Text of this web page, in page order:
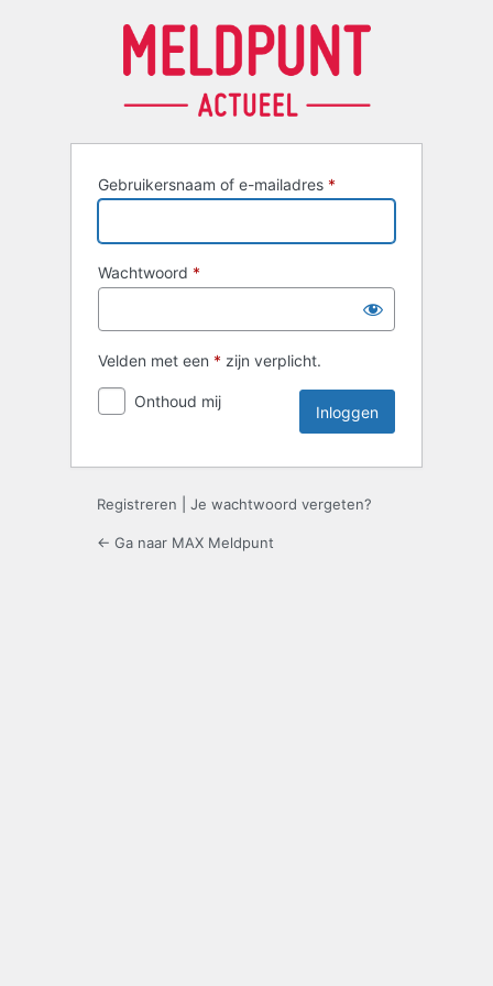
Gebruikersnaam of e-mailadres *
Wachtwoord *
Velden met een * zijn verplicht.
Onthoud mij
Registreren Je wachtwoord vergeten?
← Ga naar MAX Meldpunt